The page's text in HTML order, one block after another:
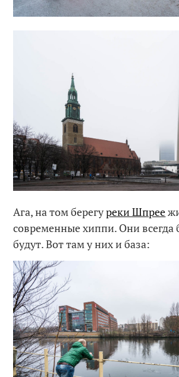
Ага, на том берегуреки Шпрее
современные хиппи. Они всегда
будут. Вот там у них и база: